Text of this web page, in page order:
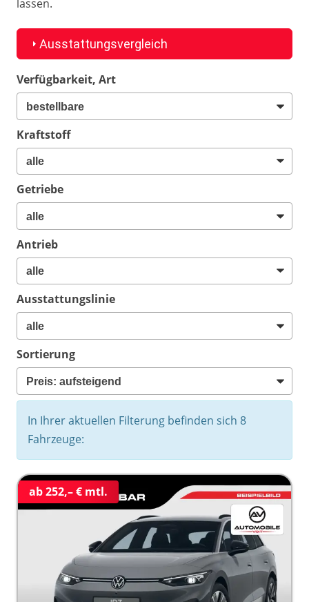
lassen.
Ausstattungsvergleich
Verfügbarkeit, Art
Kraftstoff
Getriebe
Antrieb
Ausstattungslinie
Sortierung
In Ihrer aktuellen Filterung befinden sich 8
Fahrzeuge:
ab 252,– € mtl.